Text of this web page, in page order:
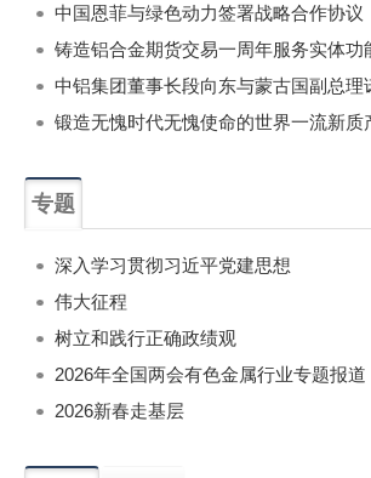
中国恩菲与绿色动力签署战略合作协议
铸造铝合金期货交易一周年服务实体功
专题
深入学习贯彻习近平党建思想
伟大征程
树立和践行正确政绩观
2026年全国两会有色金属行业专题报道
2026新春走基层